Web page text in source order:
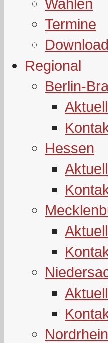
Termine
Regional
Berlin-
Aktuell
Hessen
Aktuell
Aktuell
Aktuell